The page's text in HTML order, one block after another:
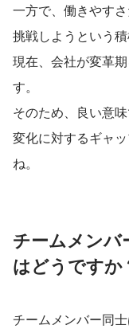
一方で、働きやす
挑戦しようという積
現在、会社が変革
す。
そのため、良い意
変化に対するギャ
ね。
チームメンバ
はどうですか
チームメンバー同